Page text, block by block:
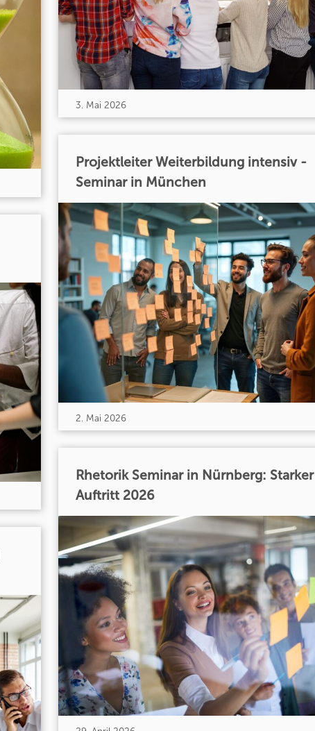
3. Mai 2026
Projektleiter Weiterbildung intensiv -
Seminar in München
2. Mai 2026
Rhetorik Seminar in Nürnberg: Starker
Auftritt 2026